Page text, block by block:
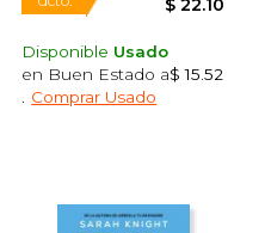
15%
dcto.
Disponible Usado
en Buen Estado a$ 15.52
Comprar Usado